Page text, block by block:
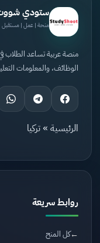
ستودي
منحة | عمل | مستقبل
منصة عربية تساعد الطلاب
الوظائف، والمعلومات
الرئيسية » تركيا
روابط سريعة
كل المنح